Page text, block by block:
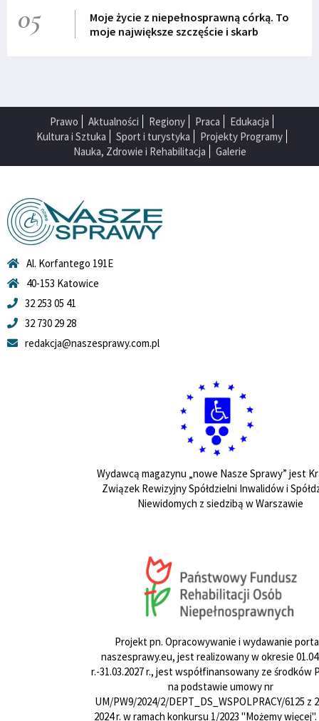
05
Moje życie z niepełnosprawną córką. To
moje największe szczęście i skarb
Prawo Aktualności Regiony Praca
Edukacja
Kultura i Sztuka
Sport i turystyka
Projekty Programy
Nauka, Zdrowie i Rehabilitacja
Galerie
Al. Korfantego 191E
40-153 Katowice
32 253 05 41
32 730 29 28
redakcja@naszesprawy.com.pl
Wydawcą magazynu „nowe Nasze Sprawy” jest
Związek Rewizyjny Spółdzielni Inwalidów i
Niewidomych z siedzibą w Warszawie
Projekt pn. Opracowywanie i wydawanie
naszesprawy.eu, jest realizowany w okresie
r.-31.03.2027 r., jest współfinansowany ze środków
na podstawie umowy nr
UM/PW9/2024/2/DEPT_DS_WSPOLPRACY/6125 z
2024 r. w ramach konkursu 1/2023 "Możemy więcej".